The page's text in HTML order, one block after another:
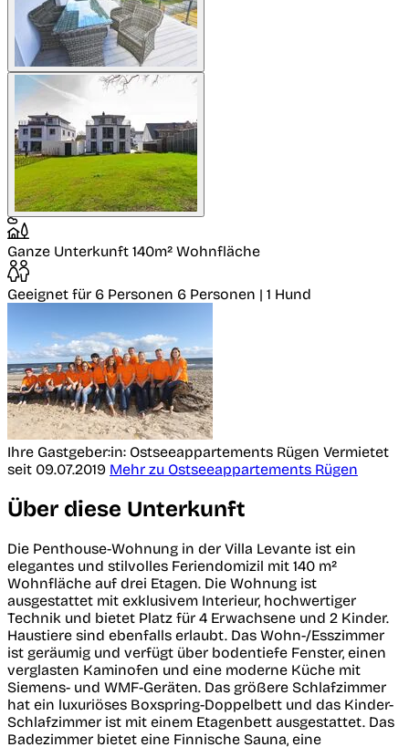
Ganze Unterkunft 140m² Wohnfläche
Geeignet für 6 Personen 6 Personen | 1 Hund
Ihre Gastgeber:in: Ostseeappartements Rügen Vermietet
seit 09.07.2019 Mehr zu Ostseeappartements Rügen
Über diese Unterkunft
Die Penthouse-Wohnung in der Villa Levante ist ein
elegantes und stilvolles Feriendomizil mit 140 m²
Wohnfläche auf drei Etagen. Die Wohnung ist
ausgestattet mit exklusivem Interieur, hochwertiger
Technik und bietet Platz für 4 Erwachsene und 2 Kinder.
Haustiere sind ebenfalls erlaubt. Das Wohn-/Esszimmer
ist geräumig und verfügt über bodentiefe Fenster, einen
verglasten Kaminofen und eine moderne Küche mit
Siemens- und WMF-Geräten. Das größere Schlafzimmer
hat ein luxuriöses Boxspring-Doppelbett und das Kinder-
Schlafzimmer ist mit einem Etagenbett ausgestattet. Das
Badezimmer bietet eine Finnische Sauna, eine